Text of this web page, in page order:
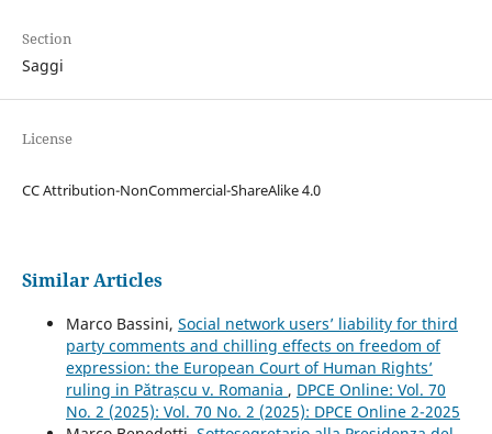
Section
Saggi
License
CC Attribution-NonCommercial-ShareAlike 4.0
Similar Articles
Marco Bassini, Social network users’ liability for third
party comments and chilling effects on freedom of
expression: the European Court of Human Rights’
ruling in Pătrașcu v. Romania , DPCE Online: Vol. 70
No. 2 (2025): Vol. 70 No. 2 (2025): DPCE Online 2-2025